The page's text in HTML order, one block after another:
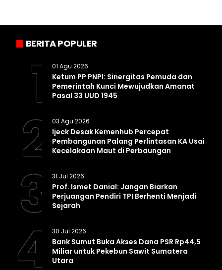
BERITA POPULER
1 01 Agu 2026
Ketum PP PNPI: Sinergitas Pemuda dan
Pemerintah Kunci Mewujudkan Amanat
Pasal 33 UUD 1945
2 03 Agu 2026
Ijeck Desak Kemenhub Percepat
Pembangunan Palang Perlintasan KA Usai
Kecelakaan Maut di Perbaungan
3 31 Jul 2026
Prof. Ismet Danial: Jangan Biarkan
Perjuangan Pendiri TPI Berhenti Menjadi
Sejarah
4 30 Jul 2026
Bank Sumut Buka Akses Dana PSR Rp44,5
Miliar untuk Pekebun Sawit Sumatera
Utara